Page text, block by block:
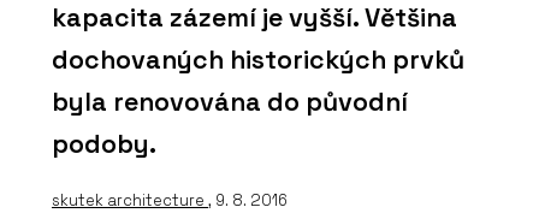
kapacita zázemí je vyšší. Většina
dochovaných historických prvků
byla renovována do původní
podoby.
skutek architecture , 9. 8. 2016